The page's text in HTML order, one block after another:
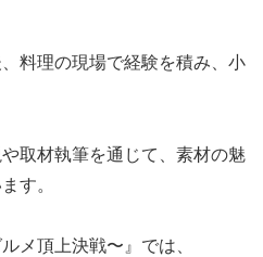
料理の現場で経験を積み、小
取材執筆を通じて、素材の魅
す。
メ頂上決戦〜』では、